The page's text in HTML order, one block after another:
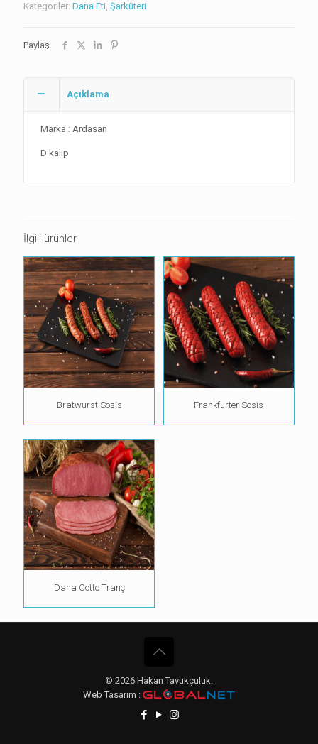
Kategoriler: Dana Eti, Şarküteri
Paylaş
Açıklama
Marka : Ardasan
D kalıp
İlgili ürünler
Bratwurst Sosis Frankfurter Sosis
Dana Cotto Tranç
© 2026 Hakan Tavukçuluk.
Web Tasarım :